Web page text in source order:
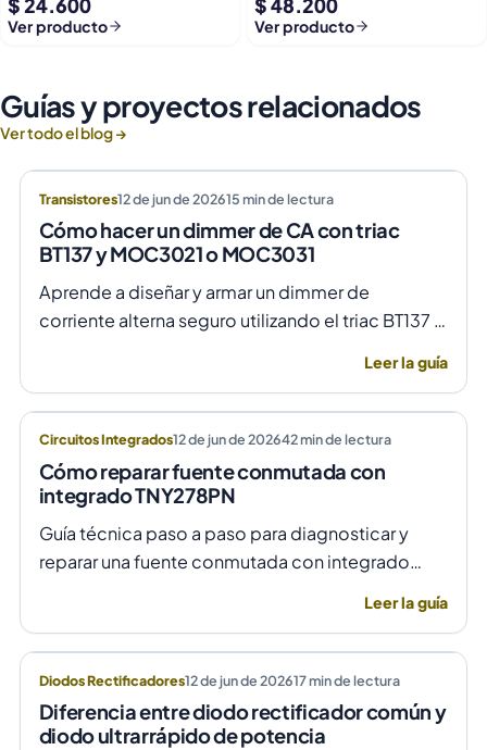
Usb 9-36v A 5v Dc Jack
Ver producto
Helices Micro Fpv
Ver producto
Guías y proyectos relacionados
Ver todo el blog →
Transistores12 de jun de 202615min de lectura
Cómo hacer un dimmer de CA con triac
BT137 y MOC3021 o MOC3031
Aprende a diseñar y armar un dimmer de
corriente alterna seguro utilizando el triac BT137 y
Leer la guía
Circuitos Integrados12 de jun de 202642min de lectura
Cómo reparar fuente conmutada con
integrado TNY278PN
Guía técnica paso a paso para diagnosticar y
reparar una fuente conmutada con integrado
Leer la guía
Diodos Rectificadores12 de jun de 202617min de lectura
Diferencia entre diodo rectificador común y
diodo ultrarrápido de potencia